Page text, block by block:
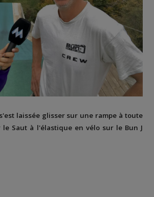
laissée glisser sur une rampe à toute
Saut à l'élastique en vélo sur le Bun J